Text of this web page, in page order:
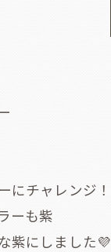
にチャレンジ！
ーも紫
紫にしました💜